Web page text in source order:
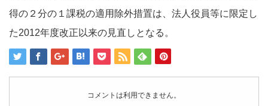
得の２分の１課税の適用除外措置は、法人役員等に限定し
た2012年度改正以来の見直しとなる。
コメントは利用できません。